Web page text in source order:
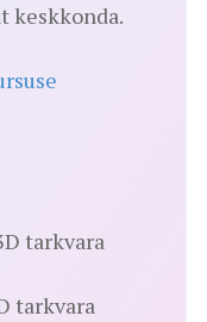
keskkonda.
tarkvara
tarkvara